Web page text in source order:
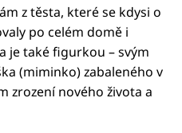
z těsta, které se kdysi o
po celém domě i
je také figurkou – svým
(miminko) zabaleného v
zrození nového života a